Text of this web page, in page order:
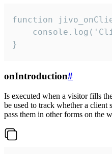
function
}
onIntroduction#
Is executed when a visitor fills
be used to track whether a client
pass them in other forms on the